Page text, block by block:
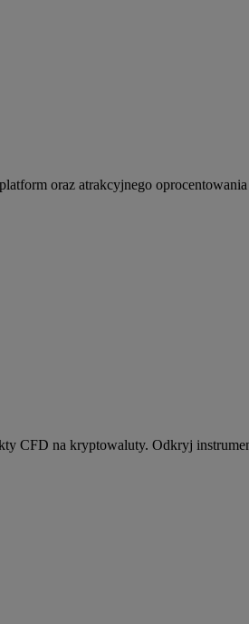
oraz atrakcyjnego
CFD na kryptowaluty. Odkryj